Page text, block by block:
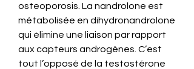
osteoporosis. La nandrolone est
métabolisée en dihydronandrolone
qui élimine une liaison par rapport
aux capteurs androgènes. C’est
tout l’opposé de la testostérone